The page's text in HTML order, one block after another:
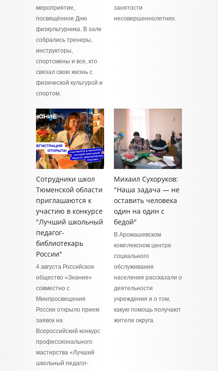
мероприятие,
посвящённое Дню
физкультурника. В зале
собрались тренеры,
инструкторы,
спортсмены и все, кто
связал свою жизнь с
физической культурой и
спортом.
занятости
несовершеннолетних.
Сотрудники школ
Тюменской области
приглашаются к
участию в конкурсе
"Лучший школьный
педагог-
библиотекарь
России"
4 августа Российское
общество «Знание»
совместно с
Минпросвещения
России открыло прием
заявок на
Всероссийский конкурс
профессионального
мастерства «Лучший
школьный педагог-
Михаил Сухоруков:
"Наша задача — не
оставить человека
один на один с
бедой"
В Аромашевском
комплексном центре
социального
обслуживания
населения рассказали о
деятельности
учреждения и о том,
какую помощь получают
жители округа.